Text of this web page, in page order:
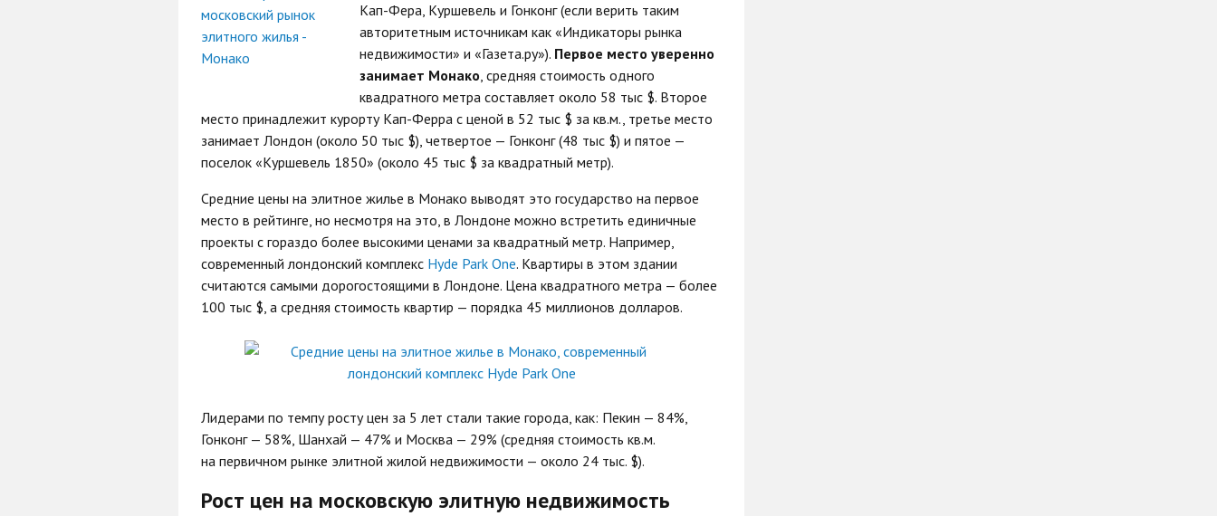
Кап-Фера, Куршевель и Гонконг (если верить таким
авторитетным источникам как «Индикаторы рынка
недвижимости» и «Газета.ру»). Первое место уверенно
занимает Монако, средняя стоимость одного
квадратного метра составляет около 58 тыс $. Второе
место принадлежит курорту Кап-Ферра с ценой в 52 тыс $ за кв.м., третье место
занимает Лондон (около 50 тыс $), четвертое — Гонконг (48 тыс $) и пятое —
поселок «Куршевель 1850» (около 45 тыс $ за квадратный метр).
Средние цены на элитное жилье в Монако выводят это государство на первое
место в рейтинге, но несмотря на это, в Лондоне можно встретить единичные
проекты с гораздо более высокими ценами за квадратный метр. Например,
современный лондонский комплекс Hyde Park One. Квартиры в этом здании
считаются самыми дорогостоящими в Лондоне. Цена квадратного метра — более
100 тыс $, а средняя стоимость квартир — порядка 45 миллионов долларов.
Лидерами по темпу росту цен за 5 лет стали такие города, как: Пекин — 84%,
Гонконг — 58%, Шанхай — 47% и Москва — 29% (средняя стоимость кв.м.
на первичном рынке элитной жилой недвижимости — около 24 тыс. $).
Рост цен на московскую элитную недвижимость